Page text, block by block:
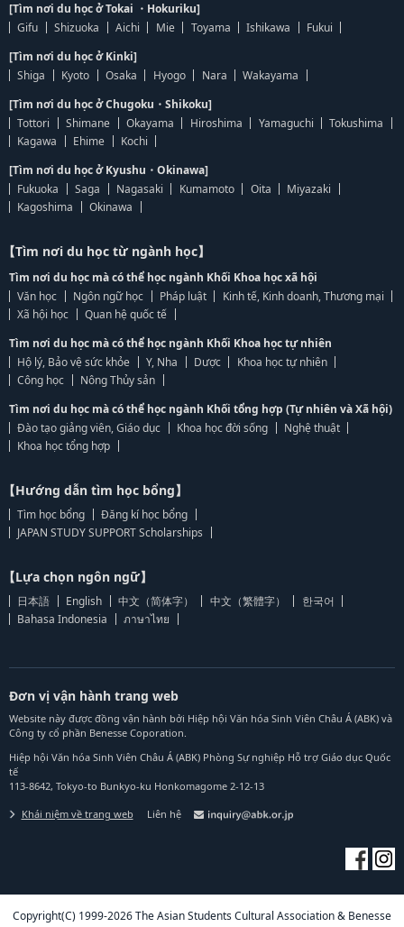
[Tìm nơi du học ở Tokai ・Hokuriku]
Gifu
Shizuoka Aichi Mie Toyama Ishikawa
Fukui
[Tìm nơi du học ở Kinki]
Shiga
Kyoto Osaka Hyogo Nara
Wakayama
[Tìm nơi du học ở Chugoku・Shikoku]
Tottori
Shimane Okayama Hiroshima Yamaguchi
Tokushima
Kagawa
Ehime
Kochi
[Tìm nơi du học ở Kyushu・Okinawa]
Fukuoka
Saga Nagasaki Kumamoto Oita
Miyazaki
Kagoshima
Okinawa
【Tìm nơi du học từ ngành học】
Tìm nơi du học mà có thể học ngành Khối Khoa học xã hội
Văn học
Ngôn ngữ học Pháp luật
Kinh tế, Kinh doanh, Thương mại
Xã hội học
Quan hệ quốc tế
Tìm nơi du học mà có thể học ngành Khối Khoa học tự nhiên
Hộ lý, Bảo vệ sức khỏe
Y, Nha Dược
Khoa học tự nhiên
Công học
Nông Thủy sản
Tìm nơi du học mà có thể học ngành Khối tổng hợp (Tự nhiên và Xã hội)
Đào tạo giảng viên, Giáo dục
Khoa học đời sống
Nghệ thuật
Khoa học tổng hợp
【Hướng dẫn tìm học bổng】
Tìm học bổng
Đăng kí học bổng
JAPAN STUDY SUPPORT Scholarships
【Lựa chọn ngôn ngữ】
日本語 English 中文（简体字） 中文（繁體字）
한국어
Bahasa Indonesia
ภาษาไทย
Đơn vị vận hành trang web
Website này được đồng vận hành bởi Hiệp hội Văn hóa Sinh Viên Châu Á (ABK) và
Công ty cổ phần Benesse Coporation.
Hiệp hội Văn hóa Sinh Viên Châu Á (ABK) Phòng Sự nghiệp Hỗ trợ Giáo dục Quốc
tế
113-8642, Tokyo-to Bunkyo-ku Honkomagome 2-12-13
Khái niệm về trang web Liên hệ
Copyright(C) 1999-2026 The Asian Students Cultural Association & Benesse